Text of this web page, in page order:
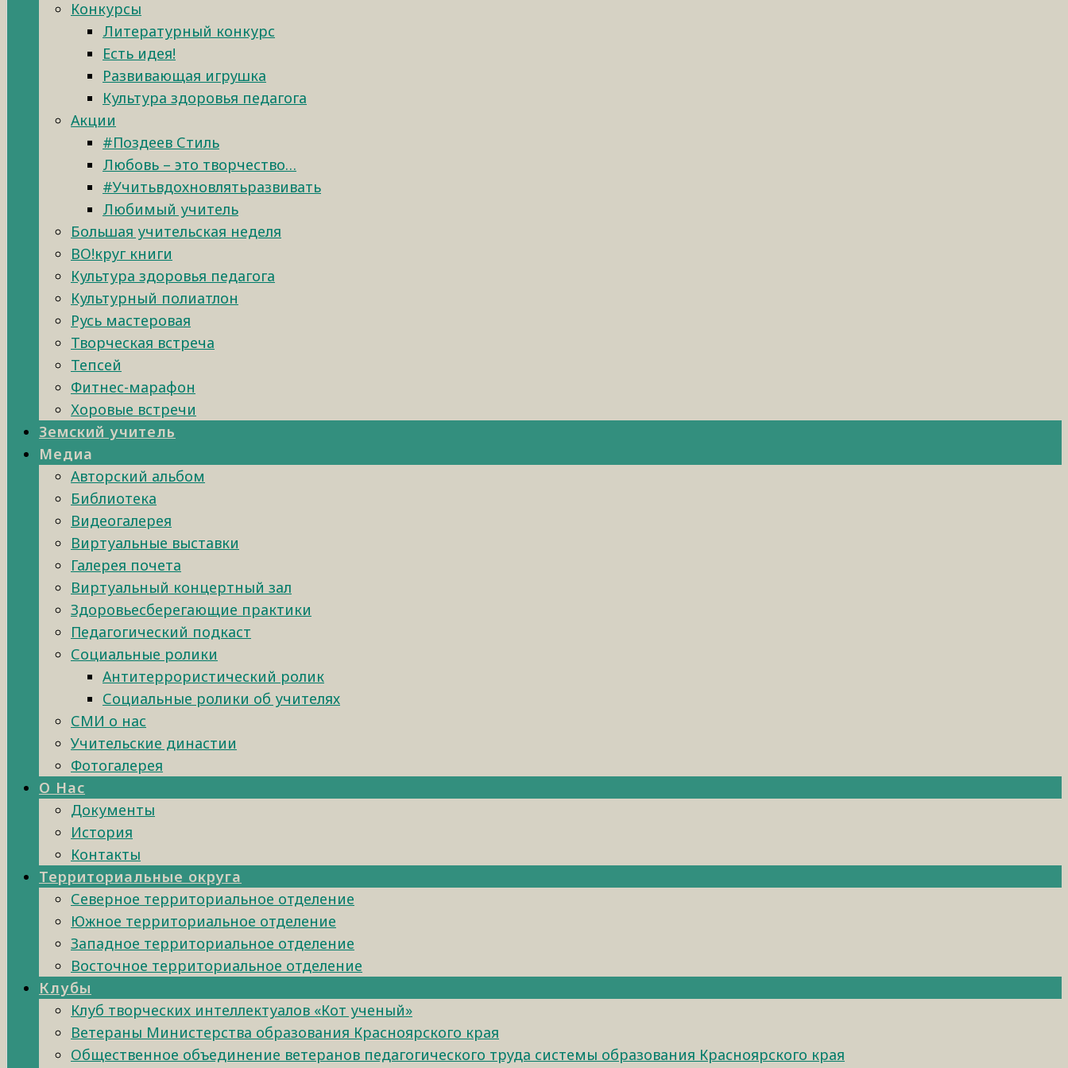
Конкурсы
Литературный конкурс
Есть идея!
Развивающая игрушка
Культура здоровья педагога
Акции
#Поздеев Стиль
Любовь – это творчество…
#Учитьвдохновлятьразвивать
Любимый учитель
Большая учительская неделя
ВО!круг книги
Культура здоровья педагога
Культурный полиатлон
Русь мастеровая
Творческая встреча
Тепсей
Фитнес-марафон
Хоровые встречи
Земский учитель
Медиа
Авторский альбом
Библиотека
Видеогалерея
Виртуальные выставки
Галерея почета
Виртуальный концертный зал
Здоровьесберегающие практики
Педагогический подкаст
Социальные ролики
Антитеррористический ролик
Социальные ролики об учителях
СМИ о нас
Учительские династии
Фотогалерея
О Нас
Документы
История
Контакты
Территориальные округа
Северное территориальное отделение
Южное территориальное отделение
Западное территориальное отделение
Восточное территориальное отделение
Клубы
Клуб творческих интеллектуалов «Кот ученый»
Ветераны Министерства образования Красноярского края
Общественное объединение ветеранов педагогического труда системы образования Красноярского края